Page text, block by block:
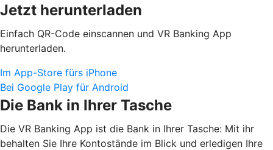
Jetzt herunterladen
Einfach QR-Code einscannen und VR Banking App
herunterladen.
Im App-Store fürs iPhone
Bei Google Play für Android
Die Bank in Ihrer Tasche
Die VR Banking App ist die Bank in Ihrer Tasche: Mit ihr
behalten Sie Ihre Kontostände im Blick und erledigen Ihre